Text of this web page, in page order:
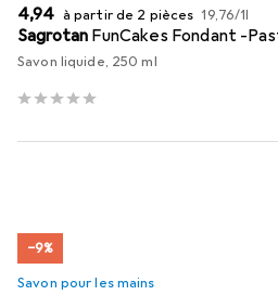
EUR
4,94 à partir de 2 pièces EUR
19,76/1l
Sagrotan FunCakes Fondant -
Savon liquide, 250 ml
−9%
Savon pour les mains